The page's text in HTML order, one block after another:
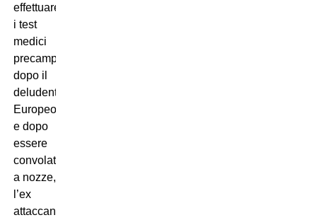
effettuare
i test
medici
precampionato:
dopo il
deludente
Europeo
e dopo
essere
convolato
a nozze,
l’ex
attaccante